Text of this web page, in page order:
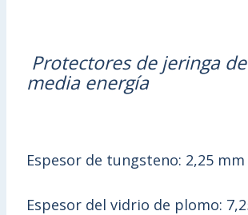
Protectores de jeringa
media energía
Espesor de tungsteno: 2,25 mm
Espesor del vidrio de plomo: